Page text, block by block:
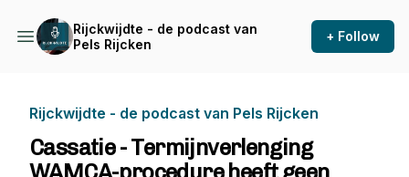
Rijckwijdte - de podcast van
Pels Rijcken
+ Follow
Rijckwijdte - de podcast van Pels Rijcken
Cassatie - Termijnverlenging